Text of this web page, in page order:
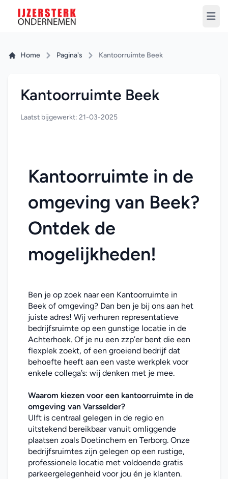
Home Pagina's Kantoorruimte Beek
Kantoorruimte Beek
Laatst bijgewerkt: 21-03-2025
Kantoorruimte in de
omgeving van Beek?
Ontdek de
mogelijkheden!
Ben je op zoek naar een Kantoorruimte in
Beek of omgeving? Dan ben je bij ons aan het
juiste adres! Wij verhuren representatieve
bedrijfsruimte op een gunstige locatie in de
Achterhoek. Of je nu een zzp’er bent die een
flexplek zoekt, of een groeiend bedrijf dat
behoefte heeft aan een vaste werkplek voor
enkele collega’s: wij denken met je mee.
Waarom kiezen voor een kantoorruimte in de
omgeving van Varsselder?
Ulft is centraal gelegen in de regio en
uitstekend bereikbaar vanuit omliggende
plaatsen zoals Doetinchem en Terborg. Onze
bedrijfsruimtes zijn gelegen op een rustige,
professionele locatie met voldoende gratis
parkeergelegenheid voor jou én je klanten.